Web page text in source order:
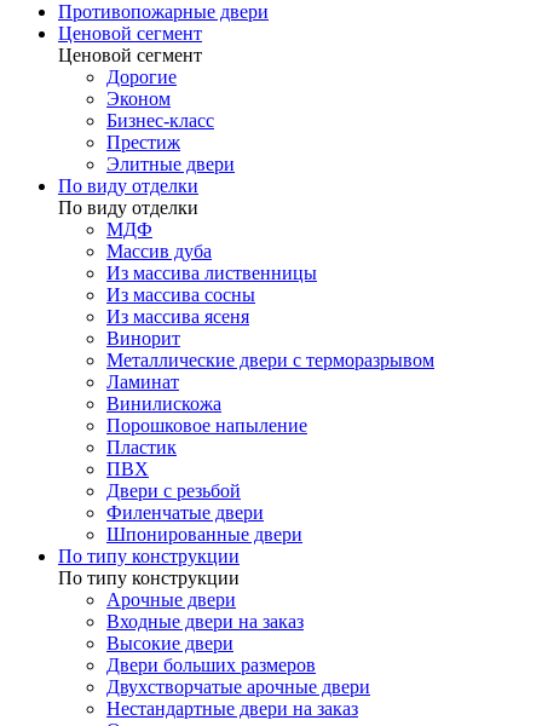
Противопожарные двери
Ценовой сегмент
Ценовой сегмент
Дорогие
Эконом
Бизнес-класс
Престиж
Элитные двери
По виду отделки
По виду отделки
МДФ
Массив дуба
Из массива лиственницы
Из массива сосны
Из массива ясеня
Винорит
Металлические двери с терморазрывом
Ламинат
Винилискожа
Порошковое напыление
Пластик
ПВХ
Двери с резьбой
Филенчатые двери
Шпонированные двери
По типу конструкции
По типу конструкции
Арочные двери
Входные двери на заказ
Высокие двери
Двери больших размеров
Двухстворчатые арочные двери
Нестандартные двери на заказ